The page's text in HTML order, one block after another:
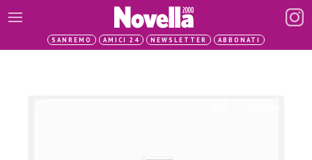
SANREMO AMICI 24 NEWSLETTER ABBONATI